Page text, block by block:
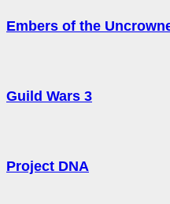
Embers of the
Guild Wars 3
Project DNA